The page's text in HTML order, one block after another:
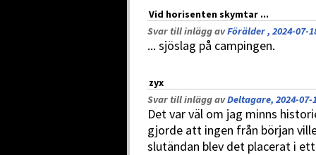
Vid horisenten skymtar ...
Svar till inlägg avFörälder , 2024-07-
... sjöslag på campingen.
zyx
Svar till inlägg avDeltagare, 2024-07-
Det var väl om jag minns
gjorde att ingen från början
slutändan blev det placerat i